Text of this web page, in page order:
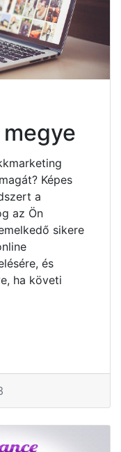
Képes
a
az Ön
sikere
és
ha követi